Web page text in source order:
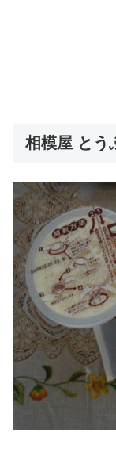
相模屋 とう